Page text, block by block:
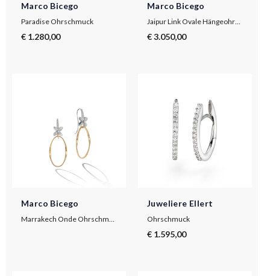
Marco Bicego
Paradise Ohrschmuck
€ 1.280,00
Marco Bicego
Jaipur Link Ovale Hängeohrringe aus Gold mit Haken aus Diamanten
€ 3.050,00
Marco Bicego
Marrakech Onde Ohrschmuck
Juweliere Ellert
Ohrschmuck
€ 1.595,00